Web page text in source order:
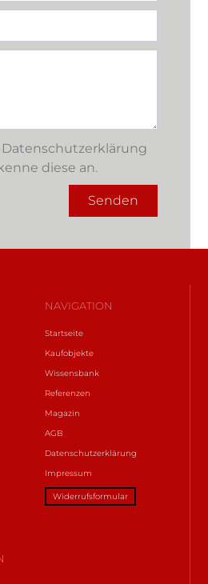
diese an.
Senden
NAVIGATION
Startseite
Kaufobjekte
Wissensbank
Referenzen
Magazin
AGB
Datenschutzerklärung
Impressum
Widerrufsformular